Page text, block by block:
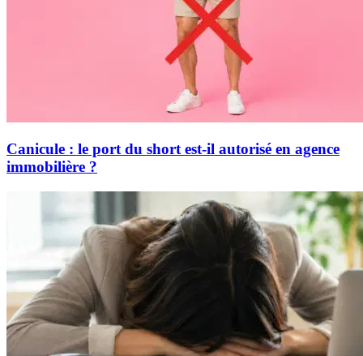
Canicule : le port du short est-il autorisé en agence
immobilière ?